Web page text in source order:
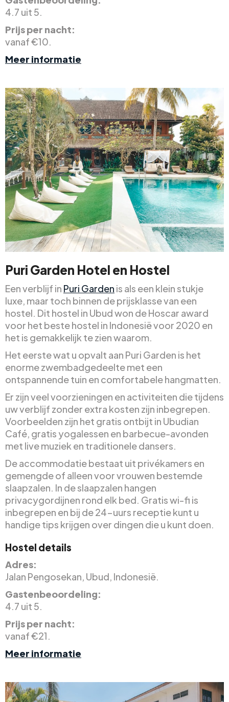
4.7 uit 5.
Prijs per nacht:
vanaf €10.
Meer informatie
Puri Garden Hotel en Hostel
Een verblijf in Puri Garden is als een klein stukje
luxe, maar toch binnen de prijsklasse van een
hostel. Dit hostel in Ubud won de Hoscar award
voor het beste hostel in Indonesië voor 2020 en
het is gemakkelijk te zien waarom.
Het eerste wat u opvalt aan Puri Garden is het
enorme zwembadgedeelte met een
ontspannende tuin en comfortabele hangmatten.
Er zijn veel voorzieningen en activiteiten die tijdens
uw verblijf zonder extra kosten zijn inbegrepen.
Voorbeelden zijn het gratis ontbijt in Ubudian
Café, gratis yogalessen en barbecue-avonden
met live muziek en traditionele dansers.
De accommodatie bestaat uit privékamers en
gemengde of alleen voor vrouwen bestemde
slaapzalen. In de slaapzalen hangen
privacygordijnen rond elk bed. Gratis wi-fi is
inbegrepen en bij de 24-uurs receptie kunt u
handige tips krijgen over dingen die u kunt doen.
Hostel details
Adres:
Jalan Pengosekan, Ubud, Indonesië.
Gastenbeoordeling:
4.7 uit 5.
Prijs per nacht:
vanaf €21.
Meer informatie